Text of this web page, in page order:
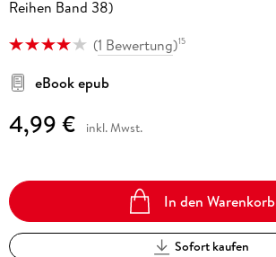
Reihen Band 38)
(1 Bewertung)15
eBook epub
4,99 € inkl. Mwst.
In den Warenkorb
Sofort kaufen